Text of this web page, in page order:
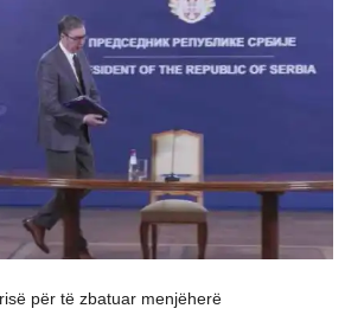
për të zbatuar menjëherë